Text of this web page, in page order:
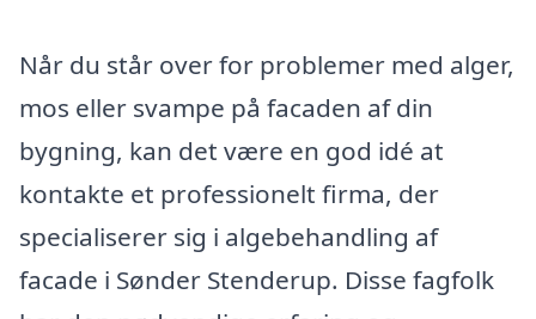
Når du står over for problemer med alger,
mos eller svampe på facaden af din
bygning, kan det være en god idé at
kontakte et professionelt firma, der
specialiserer sig i algebehandling af
facade i Sønder Stenderup. Disse fagfolk